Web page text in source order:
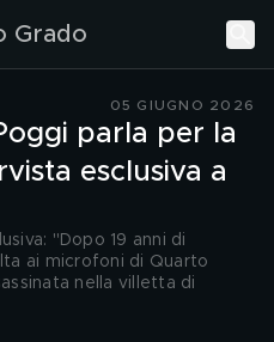
Grado
05 GIUGNO 2026
parla per la
esclusiva a
"Dopo 19 anni di
ai microfoni di Quarto
nella villetta di